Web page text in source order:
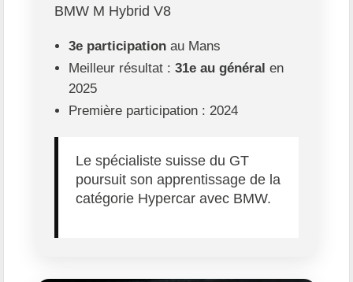
BMW M Hybrid V8
3e participation au Mans
Meilleur résultat :31e au général en
2025
Première participation : 2024
Le spécialiste suisse du GT
poursuit son apprentissage de la
catégorie Hypercar avec BMW.